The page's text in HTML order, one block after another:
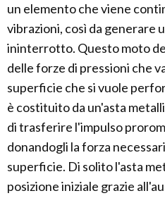
un elemento che viene
vibrazioni, così da generare
ininterrotto. Questo moto
delle forze di pressioni che
superficie che si vuole
è costituito da un'asta
di trasferire l'impulso
donandogli la forza
superficie. Di solito l'asta
posizione iniziale grazie